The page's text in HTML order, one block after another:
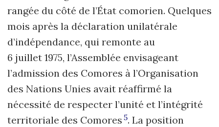
rangée du côté de l’État comorien. Quelques
mois après la déclaration unilatérale
d’indépendance, qui remonte au
6 juillet 1975, l’Assemblée envisageant
l’admission des Comores à l’Organisation
des Nations Unies avait réaffirmé la
nécessité de respecter l’unité et l’intégrité
territoriale des Comores 5. La position